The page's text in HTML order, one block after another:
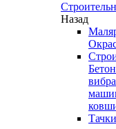
Назад